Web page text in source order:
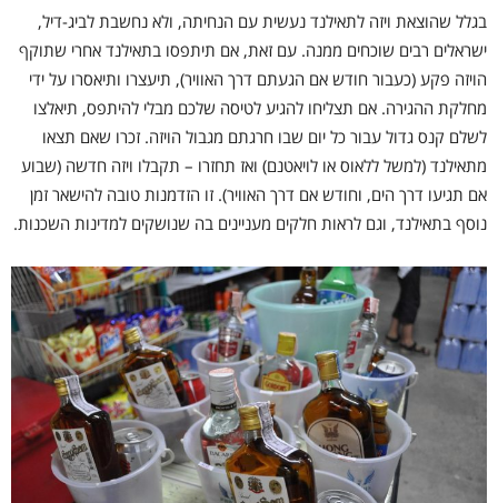
בגלל שהוצאת ויזה לתאילנד נעשית עם הנחיתה, ולא נחשבת לביג-דיל,
ישראלים רבים שוכחים ממנה. עם זאת, אם תיתפסו בתאילנד אחרי שתוקף
הויזה פקע (כעבור חודש אם הגעתם דרך האוויר), תיעצרו ותיאסרו על ידי
מחלקת ההגירה. אם תצליחו להגיע לטיסה שלכם מבלי להיתפס, תיאלצו
לשלם קנס גדול עבור כל יום שבו חרגתם מגבול הויזה. זכרו שאם תצאו
מתאילנד (למשל ללאוס או לויאטנם) ואז תחזרו – תקבלו ויזה חדשה (שבוע
אם תגיעו דרך הים, וחודש אם דרך האוויר). זו הזדמנות טובה להישאר זמן
נוסף בתאילנד, וגם לראות חלקים מעניינים בה שנושקים למדינות השכנות.